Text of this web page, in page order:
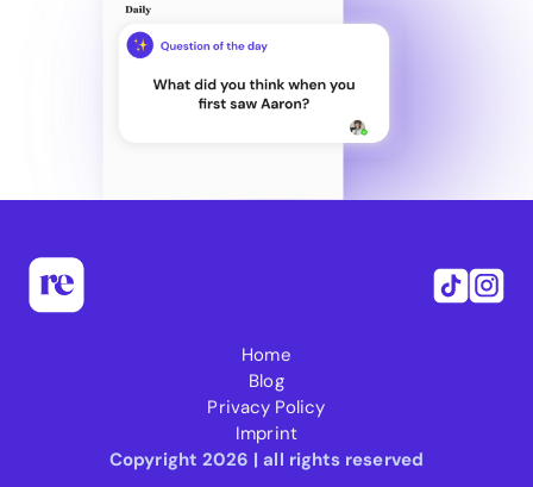
Home
Blog
Privacy Policy
Imprint
Copyright 2026 | all rights reserved